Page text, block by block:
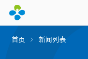
首页 新闻列表